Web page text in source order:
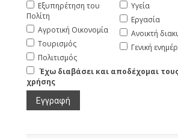
Εξυπηρέτηση του
Πολίτη
Αγροτική Οικονομία
Τουρισμός
Πολιτισμός
Υγεία
Εργασία
Ανοικτή
Γενική
Έχω διαβάσει και αποδέχομαι
χρήσης